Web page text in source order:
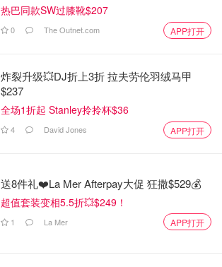
热巴同款SW过膝靴$207
0 The Outnet.com APP打开
炸裂升级💥DJ折上3折 拉夫劳伦羽绒马甲
$237
全场1折起 Stanley拎拎杯$36
4 David Jones APP打开
送8件礼❤️La Mer Afterpay大促 狂撒$529💰
超值套装变相5.5折💥$249！
1 La Mer APP打开